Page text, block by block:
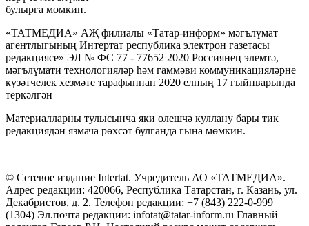
булырга мөмкин.
«ТАТМЕДИА» АҖ филиалы «Татар-информ» мәгълүмат
агентлыгының Интертат республика электрон газетасы
редакциясе» ЭЛ № ФС 77 - 77652 2020 Россиянең элемтә,
мәгълүмати технологияләр һәм гаммәви коммуникацияләрне
күзәтчелек хезмәте тарафыннан 2020 елның 17 гыйнварында
теркәлгән
Материалларны тулысынча яки өлешчә куллану бары тик
редакциядән язмача рөхсәт булганда гына мөмкин.
© Сетевое издание Intertat. Учредитель АО «ТАТМЕДИА».
Адрес редакции: 420066, Республика Татарстан, г. Казань, ул.
Декабристов, д. 2. Телефон редакции: +7 (843) 222-0-999
(1304) Эл.почта редакции: infotat@tatar-inform.ru Главный